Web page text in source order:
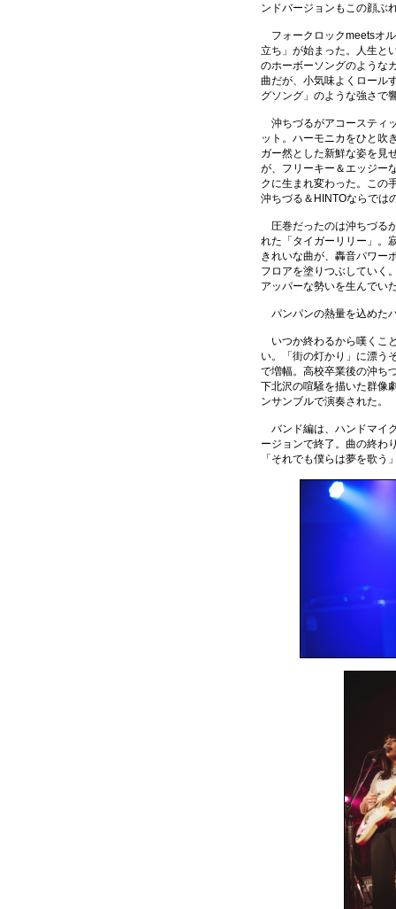
ンドバージョンもこの顔ぶ
フォークロックmeetsオ
立ち」が始まった。人生と
のホーボーソングのような
曲だが、小気味よくロール
グソング」のような強さで
沖ちづるがアコースティ
ット。ハーモニカをひと吹
ガー然とした新鮮な姿を見
が、フリーキー＆エッジー
クに生まれ変わった。この
沖ちづる＆HINTOならでは
圧巻だったのは沖ちづる
れた「タイガーリリー」。
きれいな曲が、轟音パワー
フロアを塗りつぶしていく
アッパーな勢いを生んでい
パンパンの熱量を込めた
いつか終わるから嘆くこ
い。「街の灯かり」に漂う
で増幅。高校卒業後の沖ち
下北沢の喧騒を描いた群像
ンサンブルで演奏された。
バンド編は、ハンドマイ
ージョンで終了。曲の終わ
「それでも僕らは夢を歌